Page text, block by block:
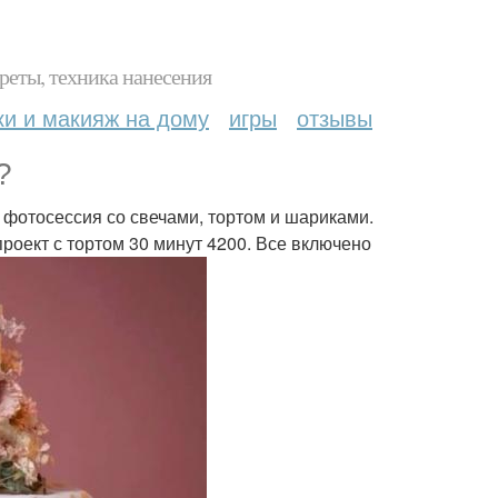
техника нанесения
и макияж на дому игры отзывы
со свечами, тортом и шариками.
с тортом 30 минут 4200. Все включено